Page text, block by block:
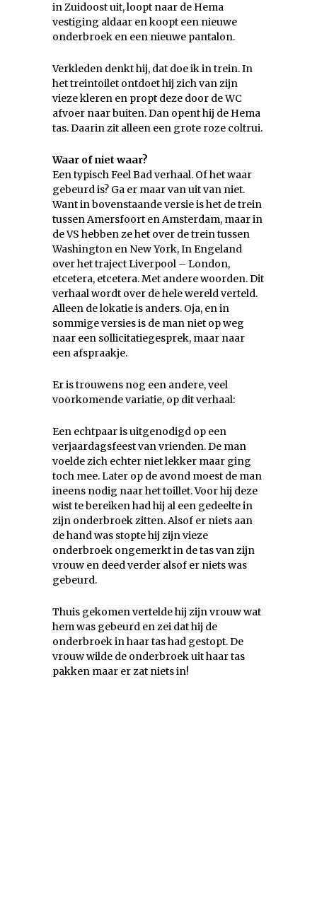
in Zuidoost uit, loopt naar de Hema
vestiging aldaar en koopt een nieuwe
onderbroek en een nieuwe pantalon.
Verkleden denkt hij, dat doe ik in trein. In
het treintoilet ontdoet hij zich van zijn
vieze kleren en propt deze door de WC
afvoer naar buiten. Dan opent hij de Hema
tas. Daarin zit alleen een grote roze coltrui.
Waar of niet waar?
Een typisch Feel Bad verhaal. Of het waar
gebeurd is? Ga er maar van uit van niet.
Want in bovenstaande versie is het de trein
tussen Amersfoort en Amsterdam, maar in
de VS hebben ze het over de trein tussen
Washington en New York, In Engeland
over het traject Liverpool – London,
etcetera, etcetera. Met andere woorden. Dit
verhaal wordt over de hele wereld verteld.
Alleen de lokatie is anders. Oja, en in
sommige versies is de man niet op weg
naar een sollicitatiegesprek, maar naar
een afspraakje.
Er is trouwens nog een andere, veel
voorkomende variatie, op dit verhaal:
Een echtpaar is uitgenodigd op een
verjaardagsfeest van vrienden. De man
voelde zich echter niet lekker maar ging
toch mee. Later op de avond moest de man
ineens nodig naar het toillet. Voor hij deze
wist te bereiken had hij al een gedeelte in
zijn onderbroek zitten. Alsof er niets aan
de hand was stopte hij zijn vieze
onderbroek ongemerkt in de tas van zijn
vrouw en deed verder alsof er niets was
gebeurd.
Thuis gekomen vertelde hij zijn vrouw wat
hem was gebeurd en zei dat hij de
onderbroek in haar tas had gestopt. De
vrouw wilde de onderbroek uit haar tas
pakken maar er zat niets in!